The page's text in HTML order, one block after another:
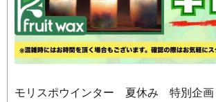
モリスポウインター 夏休み 特別企画